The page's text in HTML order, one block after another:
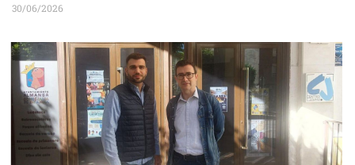
30/06/2026